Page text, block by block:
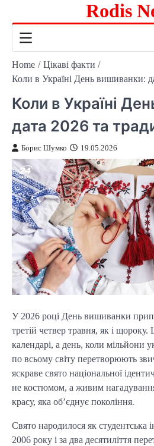
content
Rodis
Home
Цікаві факти
Коли в Україні День вишиванки:
Коли в Україні
дата 2026 та
Борис Шумко 19.05.2026
У 2026 році День вишиванки
третій четвер травня, як і щороку.
календарі, а день, коли мільйони
по всьому світу перетворюють
яскраве свято національної
не костюмом, а живим
красу, яка об’єднує покоління.
Свято народилося як студентська
2006 року і за два десятиліття